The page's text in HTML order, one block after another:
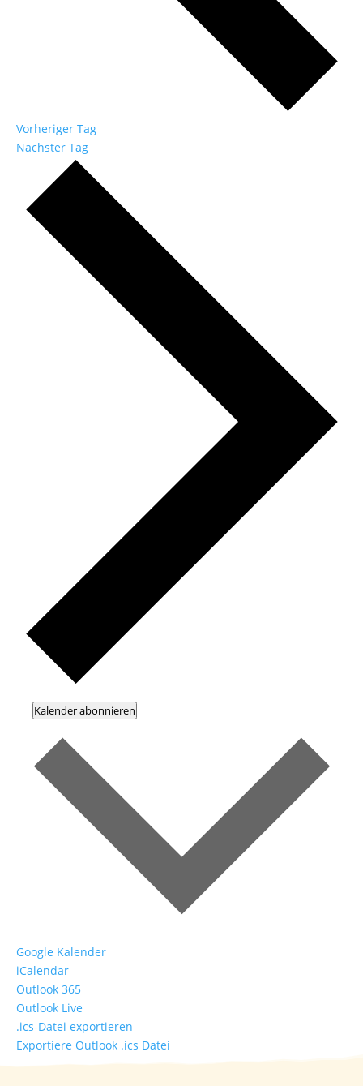
Vorheriger Tag
Nächster Tag
Kalender abonnieren
Google Kalender
iCalendar
Outlook 365
Outlook Live
.ics-Datei exportieren
Exportiere Outlook .ics Datei